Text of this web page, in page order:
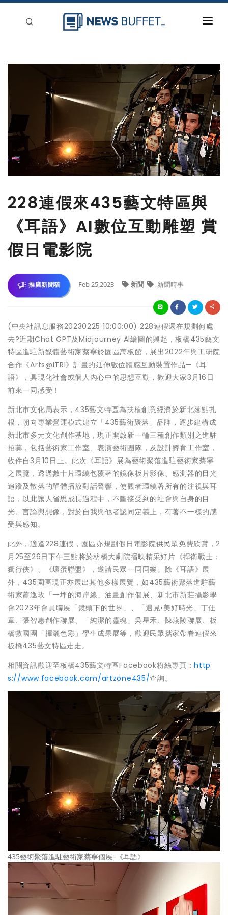
228連假來435藝文特區與
《耳語》AI數位互動雕塑 賞
假日電影院
推廣新聞稿 Feb 25,2023 新聞 新聞時事
(中央社訊息服務20230225 10:00:00) 228連假還在規劃何處
去?近期Chat GPT及Midjourney AI繪圖的興起，板橋435藝文
特區進駐新媒體藝術家蔡寧於園區萬板館，展出2022年與工研院
合作《Arts@ITRI》計畫的延伸數位體感互動裝置作品—《耳
語》，具現化社會或個人內心中的思想互動，歡迎大家3月16日
前來一同感受！
新北市文化局表示，435藝文特區為扶植創意經濟於新北落點扎
根，朝向專業營運模式建立「435藝術聚落」品牌，逐步建構成
新北市多元文化創作基地，現正開啟新一輪三種創作類別之進駐
招募，包括藝術家工作室、表演藝術團隊，及設計孵育工作室，
收件自3月10日止。此次《耳語》展為藝術聚落進駐藝術家蔡寧
之展覽，透過數十片環繞包覆著的鏡像板片影像、感測器的目光
追蹤及散落的單體播放對話聲響，使觀者環繞著所有的注視與耳
語，以此讓人省思成長過程中，不斷接受到的社會與自身的目
光、言論與想像，對於自我與他者認同定義上，有著不一樣的感
受與感知。
此外，適逢228連假，園區亦規劃假日電影院供民眾免費欣賞，2
月25至26日下午三點將於枋橋大劇院播映精采好片《捍衛戰士：
獨行俠》、《壞蛋聯盟》，邀請民眾一同同樂。除《耳語》展
外，435園區現正亦展出其他多樣展覽，如435藝術聚落進駐藝
術家蕭逸玫「一坪的海岸線」油畫創作個展、新北市新莊攝影學
會2023年會員聯展「鏡頭下的世界」、「遇見•美好時光」丁仕
章、張智惠創作聯展、「純潔的靈魂」吳星禾、陳燕陵聯展、板
橋救國團「揮灑色彩」學生成果展等，歡迎民眾攜家帶眷連假來
板橋435藝文特區走走。
相關資訊歡迎至板橋435藝文特區Facebook粉絲專頁：http
s://www.facebook.com/artzone435/查詢。
435藝術聚落進駐藝術家蔡寧個展–《耳語》